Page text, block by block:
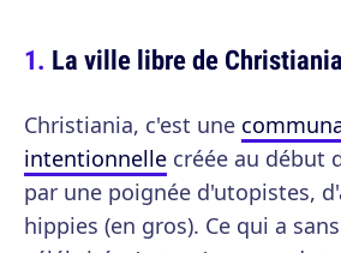
La ville libre de Christiania
Christiania, c'est une
intentionnelle créée au début
par une poignée d'utopistes,
hippies (en gros). Ce qui a